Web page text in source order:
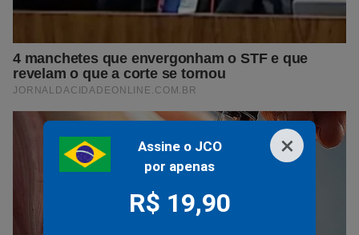
×
Assine o JCO
por apenas
R$ 19,90